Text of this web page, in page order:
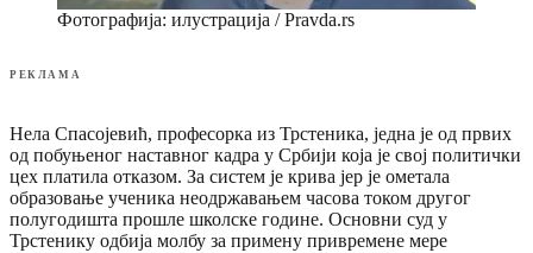
Фотографија: илустрација / Pravda.rs
РЕКЛАМА
Нела Спасојевић, професорка из Трстеника, једна је од првих
од побуњеног наставног кадра у Србији која је свој политички
цех платила отказом. За систем је крива јер је ометала
образовање ученика неодржавањем часова током другог
полугодишта прошле школске године. Основни суд у
Трстенику одбија молбу за примену привремене мере